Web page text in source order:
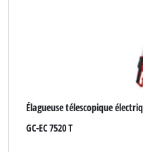
Élagueuse télescopique
GC-EC 7520 T